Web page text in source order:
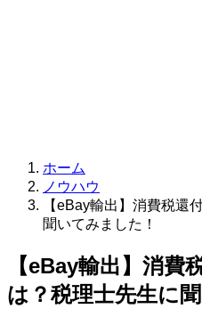
ホーム
ノウハウ
【eBay輸出】消費税還
聞いてみました！
【eBay輸出】消費
は？税理士先生に